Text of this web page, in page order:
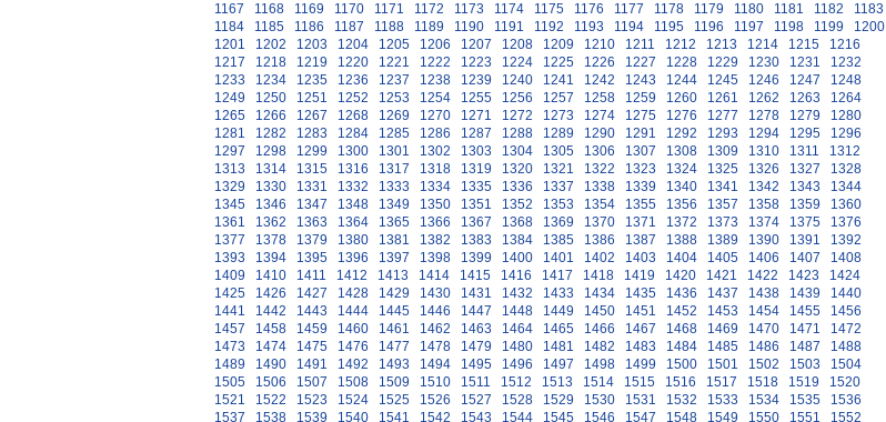
1167
1168 1169 1170 1171 1172 1173 1174 1175 1176 1177 1178 1179 1180 1181 1182
1183
1184
1185 1186 1187 1188 1189 1190 1191 1192 1193 1194 1195 1196 1197 1198 1199
1200
1201
1202 1203 1204 1205 1206 1207 1208 1209 1210 1211 1212 1213 1214 1215
1216
1217
1218 1219 1220 1221 1222 1223 1224 1225 1226 1227 1228 1229 1230 1231
1232
1233
1234 1235 1236 1237 1238 1239 1240 1241 1242 1243 1244 1245 1246 1247
1248
1249
1250 1251 1252 1253 1254 1255 1256 1257 1258 1259 1260 1261 1262 1263
1264
1265
1266 1267 1268 1269 1270 1271 1272 1273 1274 1275 1276 1277 1278 1279
1280
1281
1282 1283 1284 1285 1286 1287 1288 1289 1290 1291 1292 1293 1294 1295
1296
1297
1298 1299 1300 1301 1302 1303 1304 1305 1306 1307 1308 1309 1310 1311
1312
1313
1314 1315 1316 1317 1318 1319 1320 1321 1322 1323 1324 1325 1326 1327
1328
1329
1330 1331 1332 1333 1334 1335 1336 1337 1338 1339 1340 1341 1342 1343
1344
1345
1346 1347 1348 1349 1350 1351 1352 1353 1354 1355 1356 1357 1358 1359
1360
1361
1362 1363 1364 1365 1366 1367 1368 1369 1370 1371 1372 1373 1374 1375
1376
1377
1378 1379 1380 1381 1382 1383 1384 1385 1386 1387 1388 1389 1390 1391
1392
1393
1394 1395 1396 1397 1398 1399 1400 1401 1402 1403 1404 1405 1406 1407
1408
1409
1410 1411 1412 1413 1414 1415 1416 1417 1418 1419 1420 1421 1422 1423
1424
1425
1426 1427 1428 1429 1430 1431 1432 1433 1434 1435 1436 1437 1438 1439
1440
1441
1442 1443 1444 1445 1446 1447 1448 1449 1450 1451 1452 1453 1454 1455
1456
1457
1458 1459 1460 1461 1462 1463 1464 1465 1466 1467 1468 1469 1470 1471
1472
1473
1474 1475 1476 1477 1478 1479 1480 1481 1482 1483 1484 1485 1486 1487
1488
1489
1490 1491 1492 1493 1494 1495 1496 1497 1498 1499 1500 1501 1502 1503
1504
1505
1506 1507 1508 1509 1510 1511 1512 1513 1514 1515 1516 1517 1518 1519
1520
1521
1522 1523 1524 1525 1526 1527 1528 1529 1530 1531 1532 1533 1534 1535
1536
1537
1538 1539 1540 1541 1542 1543 1544 1545 1546 1547 1548 1549 1550 1551 1552